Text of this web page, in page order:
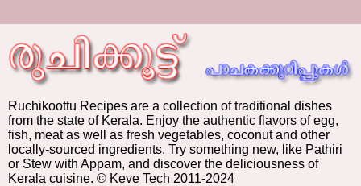
Ruchikoottu Recipes are a collection of traditional dishes
from the state of Kerala. Enjoy the authentic flavors of egg,
fish, meat as well as fresh vegetables, coconut and other
locally-sourced ingredients. Try something new, like Pathiri
or Stew with Appam, and discover the deliciousness of
Kerala cuisine. © Keve Tech 2011-2024